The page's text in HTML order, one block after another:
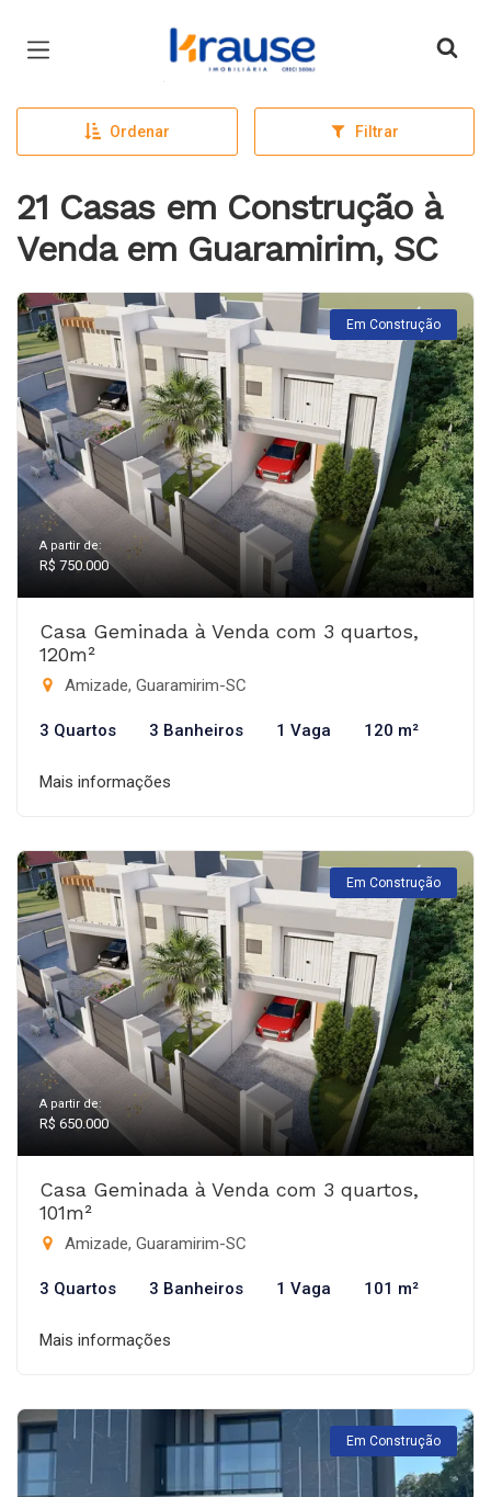
Página inicial
Ordenar Filtrar
21 Casas em Construção à
Venda em Guaramirim, SC
Em Construção
A partir de:
R$ 750.000
Casa Geminada à Venda com 3 quartos,
120m²
Amizade, Guaramirim-SC
3 Quartos 3 Banheiros 1 Vaga 120 m²
Mais informações
Em Construção
A partir de:
R$ 650.000
Casa Geminada à Venda com 3 quartos,
101m²
Amizade, Guaramirim-SC
3 Quartos 3 Banheiros 1 Vaga 101 m²
Mais informações
Em Construção